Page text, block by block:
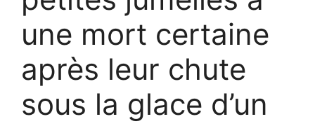
une mort certaine
après leur chute
sous la glace d’un